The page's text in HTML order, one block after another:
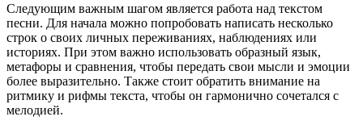
Следующим важным шагом является работа над текстом
песни. Для начала можно попробовать написать несколько
строк о своих личных переживаниях, наблюдениях или
историях. При этом важно использовать образный язык,
метафоры и сравнения, чтобы передать свои мысли и эмоции
более выразительно. Также стоит обратить внимание на
ритмику и рифмы текста, чтобы он гармонично сочетался с
мелодией.